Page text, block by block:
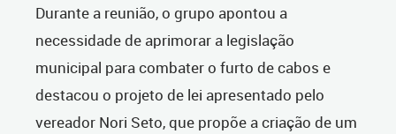
Durante a reunião, o grupo apontou a
necessidade de aprimorar a legislação
municipal para combater o furto de cabos e
destacou o projeto de lei apresentado pelo
vereador Nori Seto, que propõe a criação de um